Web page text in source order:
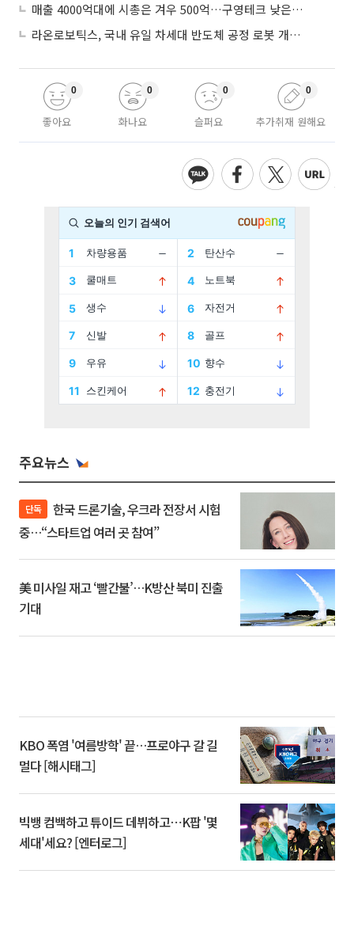
매출 4000억대에 시총은 겨우 500억…구영테크 낮은 몸값에 저가 승계 마무리
라온로보틱스, 국내 유일 차세대 반도체 공정 로봇 개발 ‘고객사 테스트 진행’
좋아요
0
화나요
0
슬퍼요
0
추가취재 원해요
0
주요뉴스
단독
중…“스타트업 여러 곳 참여”
美 미사일 재고 ‘빨간불’…K방산 북미 진출
기대
KBO 폭염 '여름방학' 끝…프로야구 갈 길
멀다 [해시태그]
빅뱅 컴백하고 튜이드 데뷔하고⋯K팝 '몇
세대'세요? [엔터로그]